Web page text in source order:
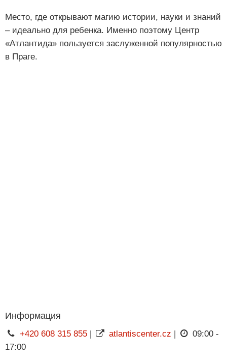
Место, где открывают магию истории, науки и знаний
– идеально для ребенка. Именно поэтому Центр
«Атлантида» пользуется заслуженной популярностью
в Праге.
Информация
+420 608 315 855| atlantiscenter.cz |
09:00 -
17:00